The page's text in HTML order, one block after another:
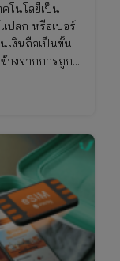
โนโลยีเป็น
ปลก หรือเบอร์
เงินถือเป็นขั้น
างจากการถูก
รวบรวมวิธี